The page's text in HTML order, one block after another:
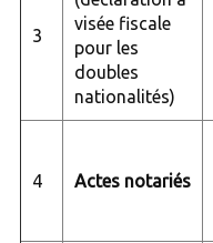
3
visée fiscale
pour les
doubles
nationalités)
4 Actes notariés